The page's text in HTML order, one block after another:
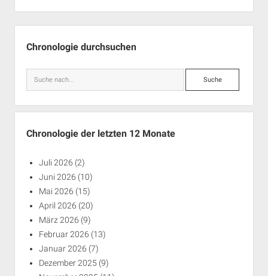
Chronologie durchsuchen
Suche
Chronologie der letzten 12 Monate
Juli 2026 (2)
Juni 2026 (10)
Mai 2026 (15)
April 2026 (20)
März 2026 (9)
Februar 2026 (13)
Januar 2026 (7)
Dezember 2025 (9)